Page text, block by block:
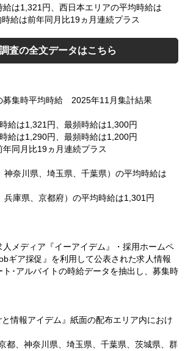
は1,321円、西日本エリアの平均時給は
給は前年同月比19ヵ月連続プラス
査の全文データはこちら
募集時平均時給 2025年11月集計結果
給は1,321円、最頻時給は1,300円
給は1,290円、最頻時給は1,200円
同月比19ヵ月連続プラス
神奈川県、埼玉県、千葉県）の平均時給は
兵庫県、京都府）の平均時給は1,301円
メディア『イーアイデム』・採用ホームペ
ギア採促』を利用して公表された求人情報
･アルバイトの時給データを抽出し、募集時
情報アイデム』紙面の配布エリア内におけ
都、神奈川県、埼玉県、千葉県、茨城県、群